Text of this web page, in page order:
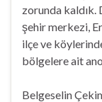
zorunda
şehir merkezi,
ilçe ve
bölgelere ait
Belgeselin